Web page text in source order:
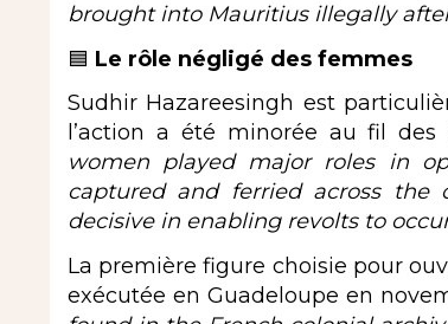
brought into Mauritius illegally
🟦 Le rôle négligé des femmes
Sudhir Hazareesingh est
l’action a été minorée au fil des
women played major roles in
captured and ferried across the
decisive in enabling revolts to
La première figure choisie pour
exécutée en Guadeloupe en